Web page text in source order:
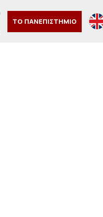
ΤΟ ΠΑΝΕΠΙΣΤΗΜΙΟ